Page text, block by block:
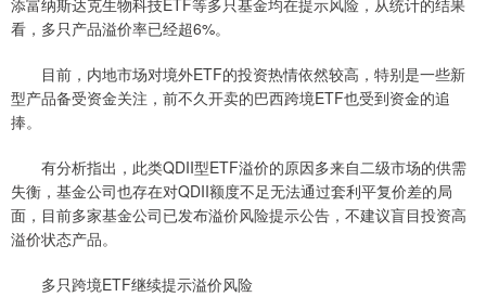
添富纳斯达克生物科技ETF等多只基金均在提示风险，从统计的结果
看，多只产品溢价率已经超6%。
目前，内地市场对境外ETF的投资热情依然较高，特别是一些新
型产品备受资金关注，前不久开卖的巴西跨境ETF也受到资金的追
捧。
有分析指出，此类QDII型ETF溢价的原因多来自二级市场的供需
失衡，基金公司也存在对QDII额度不足无法通过套利平复价差的局
面，目前多家基金公司已发布溢价风险提示公告，不建议盲目投资高
溢价状态产品。
多只跨境ETF继续提示溢价风险